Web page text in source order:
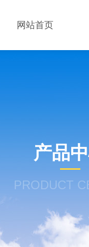
网站首页
产品
PRODUCT